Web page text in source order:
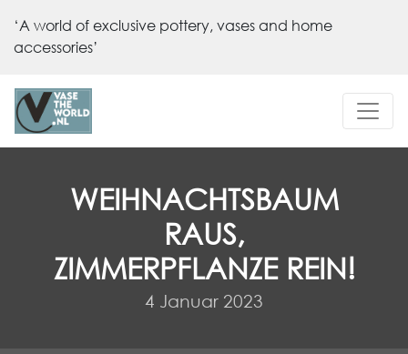
‘A world of exclusive pottery, vases and home
accessories’
WEIHNACHTSBAUM
RAUS,
ZIMMERPFLANZE REIN!
4 Januar 2023